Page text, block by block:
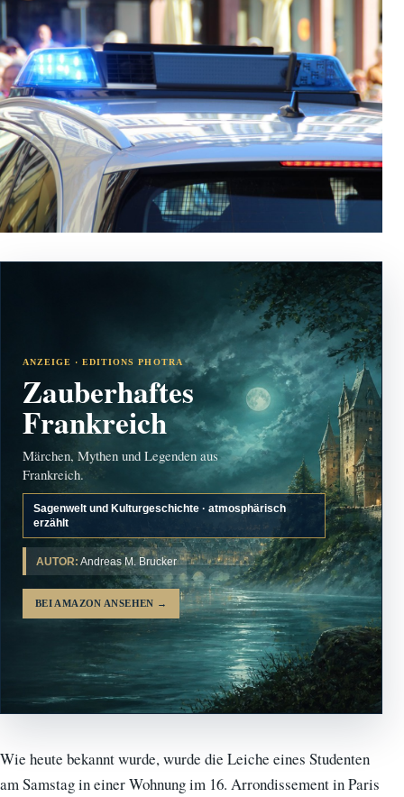
ANZEIGE · EDITIONS PHOTRA
Zauberhaftes
Frankreich
Märchen, Mythen und Legenden aus
Frankreich.
Sagenwelt und Kulturgeschichte · atmosphärisch
erzählt
AUTOR: Andreas M. Brucker
BEI AMAZON ANSEHEN →
Wie heute bekannt wurde, wurde die Leiche eines Studenten
am Samstag in einer Wohnung im 16. Arrondissement in Paris